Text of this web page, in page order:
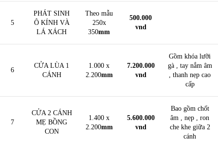
5
PHÁT SINH
Ô KÍNH VÀ
LÁ XÁCH
Theo mẫu
250x
350mm
500.000
vnd
6
CỬA LÙA 1
CÁNH
1.000 x
2.200mm
7.200.000
vnd
Gồm khóa lưỡi
gà , tay nắm âm
, thanh nẹp cao
cấp
7
CỬA 2 CÁNH
MẸ BỒNG
CON
1.400 x
2.200mm
5.600.000
vnd
Bao gồm chốt
âm , nẹp , ron
che khe giữa 2
cánh